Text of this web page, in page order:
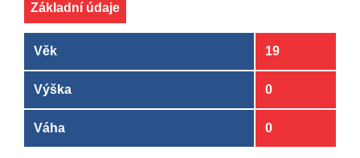
Základní údaje
Věk 19
Výška 0
Váha 0